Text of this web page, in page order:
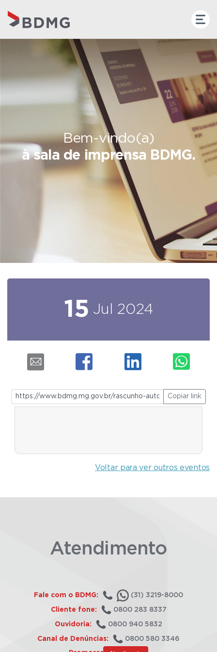
Bem-vindo(a)
à sala de imprensa BDMG.
15 Jul 2024
Copiar link
Voltar para ver outros eventos
Atendimento
Fale com o BDMG: (31) 3219-8000
Cliente fone: 0800 283 8337
Ouvidoria: 0800 940 5832
Canal de Denúncias: 0800 580 3346